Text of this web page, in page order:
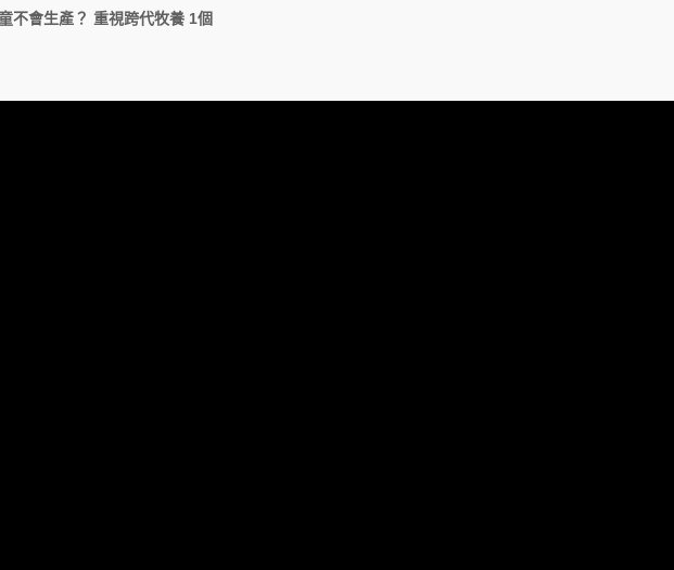
不會生產？ 重視跨代牧養 1個